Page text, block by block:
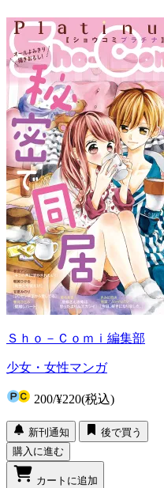
Ｓｈｏ－Ｃｏｍｉ編集部
少女・女性マンガ
200/¥220(税込)
新刊通知
後で買う
購入に進む
カートに追加